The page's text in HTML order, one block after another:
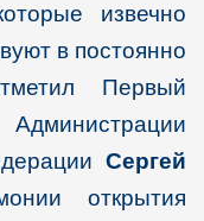
извечно
в постоянно
Первый
Администрации
Сергей
открытия